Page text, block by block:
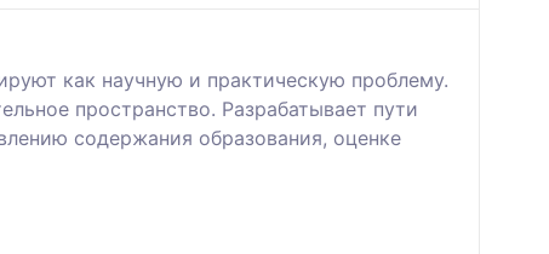
как научную и практическую проблему.
пространство. Разрабатывает пути
содержания образования, оценке